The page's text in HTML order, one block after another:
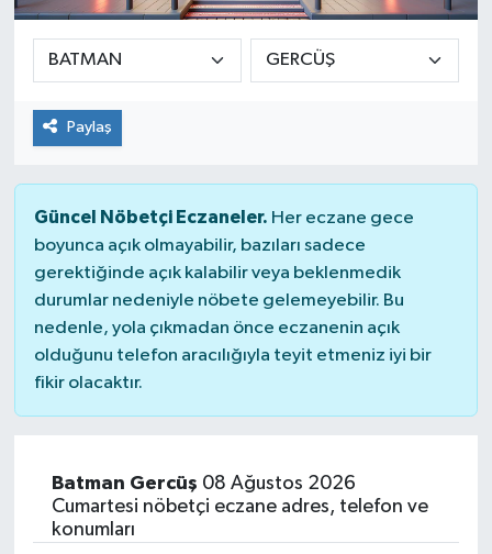
Paylaş
Güncel Nöbetçi Eczaneler. Her eczane gece
boyunca açık olmayabilir, bazıları sadece
gerektiğinde açık kalabilir veya beklenmedik
durumlar nedeniyle nöbete gelemeyebilir. Bu
nedenle, yola çıkmadan önce eczanenin açık
olduğunu telefon aracılığıyla teyit etmeniz iyi bir
fikir olacaktır.
Batman Gercüş 08 Ağustos 2026
Cumartesi nöbetçi eczane adres, telefon ve
konumları